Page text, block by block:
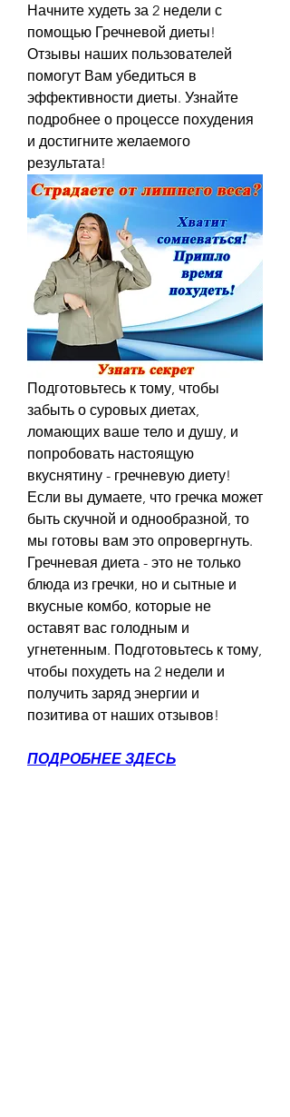
Начните худеть за 2 недели с
помощью Гречневой диеты!
Отзывы наших пользователей
помогут Вам убедиться в
эффективности диеты. Узнайте
подробнее о процессе похудения
и достигните желаемого
результата!
Подготовьтесь к тому, чтобы
забыть о суровых диетах,
ломающих ваше тело и душу, и
попробовать настоящую
вкуснятину - гречневую диету!
Если вы думаете, что гречка может
быть скучной и однообразной, то
мы готовы вам это опровергнуть.
Гречневая диета - это не только
блюда из гречки, но и сытные и
вкусные комбо, которые не
оставят вас голодным и
угнетенным. Подготовьтесь к тому,
чтобы похудеть на 2 недели и
получить заряд энергии и
позитива от наших отзывов!
ПОДРОБНЕЕ ЗДЕСЬ